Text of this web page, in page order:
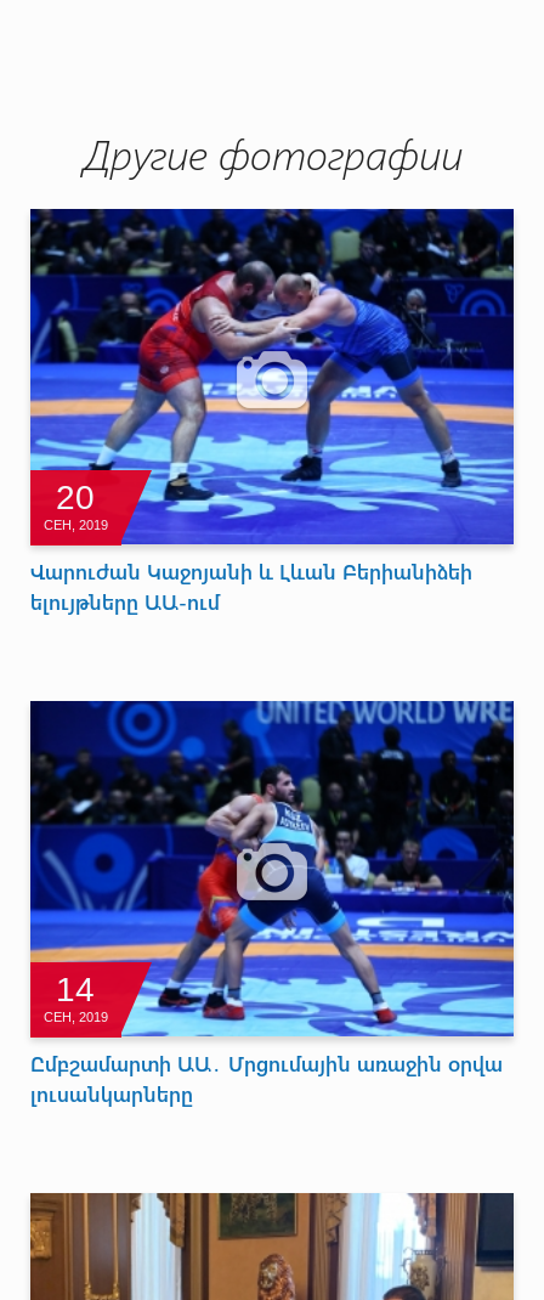
Другие фотографии
20
СЕН, 2019
Վարուժան Կաջոյանի և Լևան Բերիանիձեի
ելույթները ԱԱ-ում
14
СЕН, 2019
Ըմբշամարտի ԱԱ․ Մրցումային առաջին օրվա
լուսանկարները